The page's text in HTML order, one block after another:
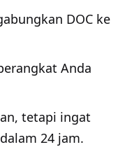
DOC ke
Anda
tetapi ingat
24 jam.